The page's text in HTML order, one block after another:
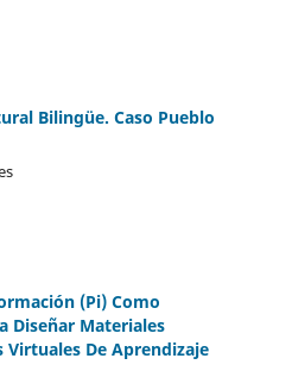
Bilingüe. Caso Pueblo
(Pi) Como
Diseñar Materiales
Virtuales De Aprendizaje